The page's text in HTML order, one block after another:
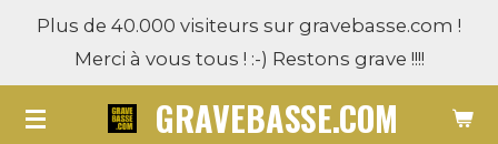
Passer
contenu
principal
GRAVEBASSE.COM
Plus de 40.000 visiteurs sur gravebasse.com !
Merci à vous tous ! :-) Restons grave !!!!